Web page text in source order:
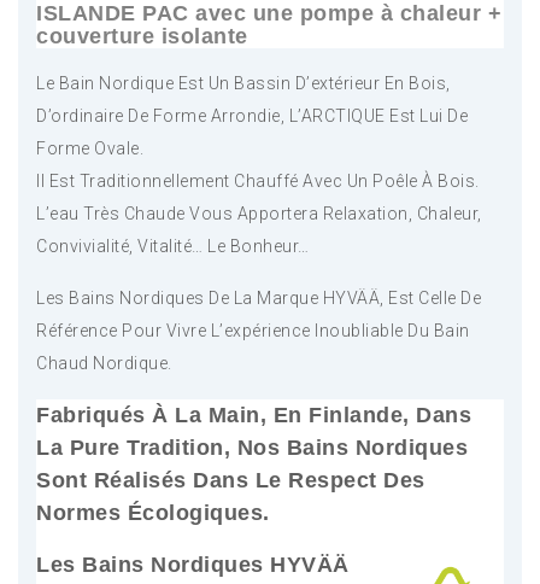
ISLANDE PAC avec une pompe à chaleur +
couverture isolante
Le Bain Nordique Est Un Bassin D’extérieur En Bois,
D’ordinaire De Forme Arrondie, L’ARCTIQUE Est Lui De
Forme Ovale.
Il Est Traditionnellement Chauffé Avec Un Poêle À Bois.
L’eau Très Chaude Vous Apportera Relaxation, Chaleur,
Convivialité, Vitalité… Le Bonheur…
Les Bains Nordiques De La Marque HYVÄÄ, Est Celle De
Référence Pour Vivre L’expérience Inoubliable Du Bain
Chaud Nordique.
Fabriqués À La Main, En Finlande, Dans
La Pure Tradition, Nos Bains Nordiques
Sont Réalisés Dans Le Respect Des
Normes Écologiques.
Les Bains Nordiques HYVÄÄ